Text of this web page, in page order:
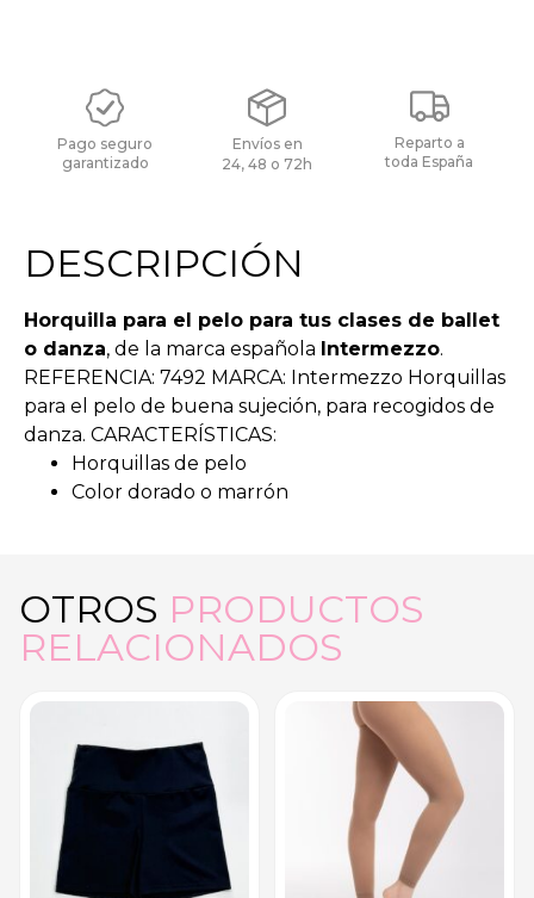
Pago seguro
garantizado
Envíos en
24, 48 o 72h
Reparto a
toda España
DESCRIPCIÓN
Horquilla para el pelo para tus clases de ballet
o danza, de la marca española Intermezzo.
REFERENCIA: 7492 MARCA: Intermezzo Horquillas
para el pelo de buena sujeción, para recogidos de
danza. CARACTERÍSTICAS:
Horquillas de pelo
Color dorado o marrón
OTROS PRODUCTOS
RELACIONADOS